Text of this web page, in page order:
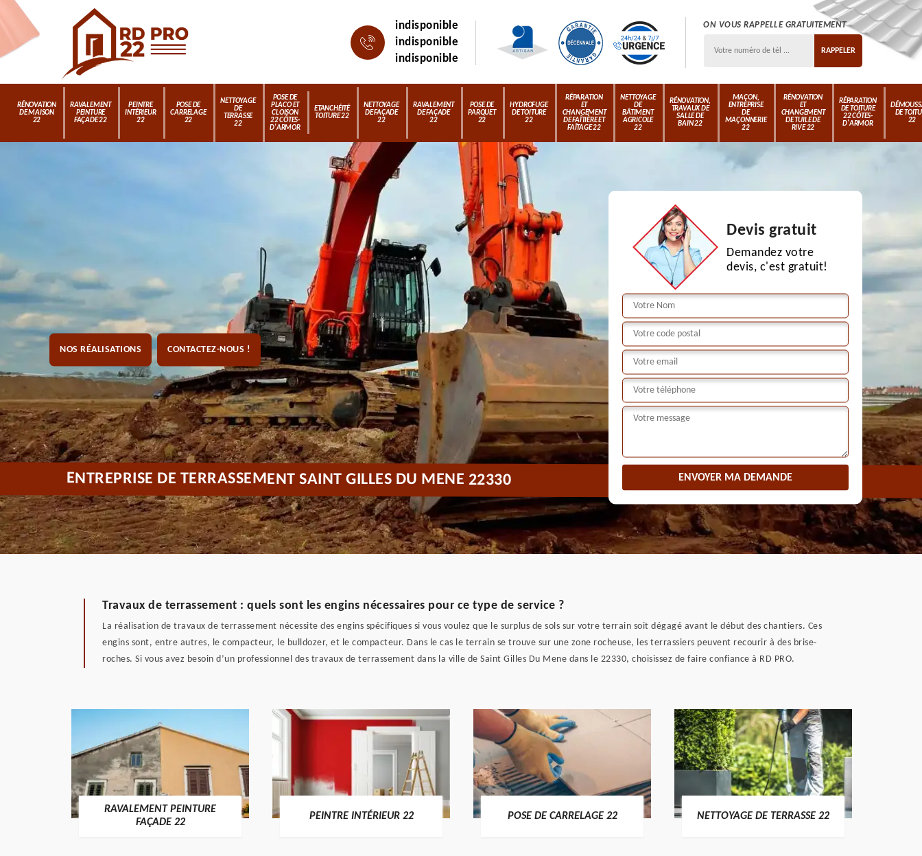
indisponible
indisponible
indisponible
ON VOUS RAPPELLE GRATUITEMENT
RÉNOVATION
DE MAISON
22
RAVALEMENT
PEINTURE
FAÇADE 22
PEINTRE
INTÉRIEUR
22
POSE DE
CARRELAGE
22
NETTOYAGE
DE
TERRASSE
22
POSE DE
PLACO ET
CLOISON
22 CÔTES-
D'ARMOR
ETANCHÉITÉ
TOITURE 22
NETTOYAGE
DE FAÇADE
22
RAVALEMENT
DE FAÇADE
22
POSE DE
PARQUET
22
HYDROFUGE
DE TOITURE
22
RÉPARATION
ET
CHANGEMENT
DE FAÎTIÈRE ET
FAÎTAGE 22
NETTOYAGE
DE
BÂTIMENT
AGRICOLE
22
RÉNOVATION,
TRAVAUX DE
SALLE DE
BAIN 22
MAÇON,
ENTREPRISE
DE
MAÇONNERIE
22
RÉNOVATION
ET
CHANGEMENT
DE TUILE DE
RIVE 22
RÉPARATION
DE TOITURE
22 CÔTES-
D'ARMOR
DE
22
NOS RÉALISATIONS CONTACTEZ-NOUS !
Devis gratuit
Demandez votre
devis, c'est gratuit!
ENTREPRISE DE TERRASSEMENT SAINT GILLES DU MENE 22330
Travaux de terrassement : quels sont les engins nécessaires pour ce type de service ?
La réalisation de travaux de terrassement nécessite des engins spécifiques si vous voulez que le surplus de sols sur votre terrain soit dégagé avant le début des chantiers. Ces
engins sont, entre autres, le compacteur, le bulldozer, et le compacteur. Dans le cas le terrain se trouve sur une zone rocheuse, les terrassiers peuvent recourir à des brise-
roches. Si vous avez besoin d’un professionnel des travaux de terrassement dans la ville de Saint Gilles Du Mene dans le 22330, choisissez de faire confiance à RD PRO.
RAVALEMENT PEINTURE
FAÇADE 22
PEINTRE INTÉRIEUR 22 POSE DE CARRELAGE 22 NETTOYAGE DE TERRASSE 22